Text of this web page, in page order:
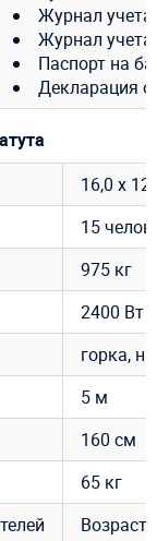
Журнал учета
Журнал учета
Паспорт на
Декларация
16,0 х
15
975 кг
2400 Вт
горка,
5 м
160 см
65 кг
Возраст